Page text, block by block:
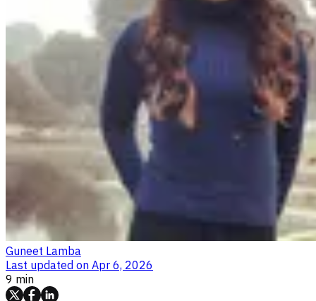
Guneet Lamba
Last updated on Apr 6, 2026
9 min